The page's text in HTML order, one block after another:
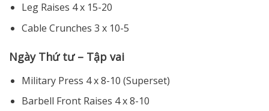
Leg Raises 4 x 15-20
Cable Crunches 3 x 10-5
Ngày Thứ tư – Tập vai
Military Press 4 x 8-10 (Superset)
Barbell Front Raises 4 x 8-10